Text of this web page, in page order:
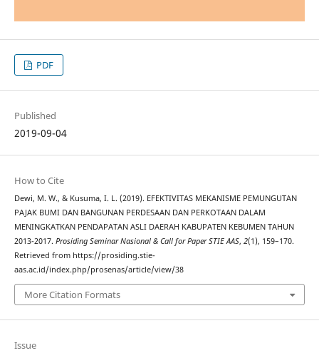
PDF
Published
2019-09-04
How to Cite
Dewi, M. W., & Kusuma, I. L. (2019). EFEKTIVITAS MEKANISME PEMUNGUTAN
PAJAK BUMI DAN BANGUNAN PERDESAAN DAN PERKOTAAN DALAM
MENINGKATKAN PENDAPATAN ASLI DAERAH KABUPATEN KEBUMEN TAHUN
2013-2017. Prosiding Seminar Nasional & Call for Paper STIE AAS, 2(1), 159–170.
Retrieved from https://prosiding.stie-
aas.ac.id/index.php/prosenas/article/view/38
More Citation Formats
Issue